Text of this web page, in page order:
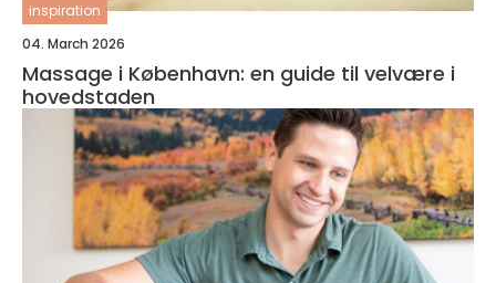
inspiration
04. March 2026
Massage i København: en guide til velvære i
hovedstaden